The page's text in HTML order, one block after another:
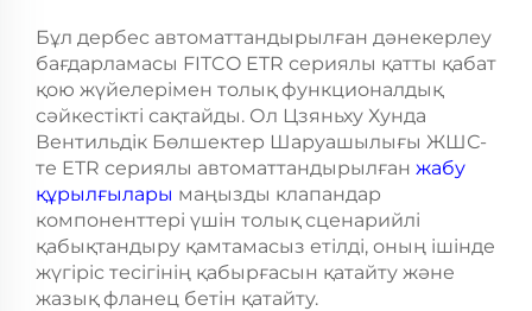
Бұл дербес автоматтандырылған дәнекерлеу
бағдарламасы FITCO ETR сериялы қатты қабат
қою жүйелерімен толық функционалдық
сәйкестікті сақтайды. Ол Цзяньху Хунда
Вентильдік Бөлшектер Шаруашылығы ЖШС-
те ETR сериялы автоматтандырылған жабу
құрылғылары маңызды клапандар
компоненттері үшін толық сценарийлі
қабықтандыру қамтамасыз етілді, оның ішінде
жүгіріс тесігінің қабырғасын қатайту және
жазық фланец бетін қатайту.